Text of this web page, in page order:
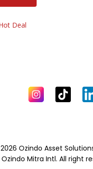
Deal
Ozindo Asset
Ozindo Mitra Intl. All right